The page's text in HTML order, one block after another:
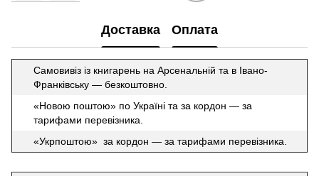
Доставка Оплата
Самовивіз із книгарень на Арсенальній та в Івано-
Франківську — безкоштовно.
«Новою поштою» по Україні та за кордон — за
тарифами перевізника.
«Укрпоштою» за кордон — за тарифами перевізника.